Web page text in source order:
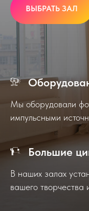
ВЫБРАТЬ ЗАЛ
Мы оборудовали
импульсными
Большие
В наших залах
вашего